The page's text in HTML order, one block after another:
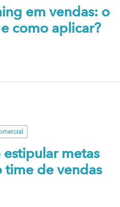
em vendas: o
como aplicar?
metas
time de vendas